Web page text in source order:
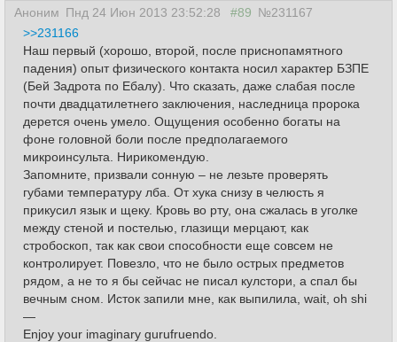
Аноним Пнд 24 Июн 2013 23:52:28 #89 №231167
>>231166
Наш первый (хорошо, второй, после приснопамятного
падения) опыт физического контакта носил характер БЗПЕ
(Бей Задрота по Ебалу). Что сказать, даже слабая после
почти двадцатилетнего заключения, наследница пророка
дерется очень умело. Ощущения особенно богаты на
фоне головной боли после предполагаемого
микроинсульта. Нирикомендую.
Запомните, призвали сонную – не лезьте проверять
губами температуру лба. От хука снизу в челюсть я
прикусил язык и щеку. Кровь во рту, она сжалась в уголке
между стеной и постелью, глазищи мерцают, как
стробоскоп, так как свои способности еще совсем не
контролирует. Повезло, что не было острых предметов
рядом, а не то я бы сейчас не писал кулстори, а спал бы
вечным сном. Исток запили мне, как выпилила, wait, oh shi
—
Enjoy your imaginary gurufruendo.